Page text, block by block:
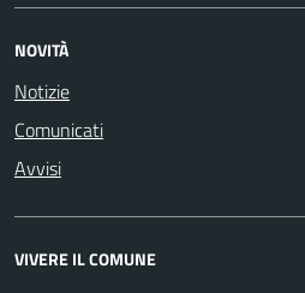
NOVITÀ
Notizie
Comunicati
Avvisi
VIVERE IL COMUNE